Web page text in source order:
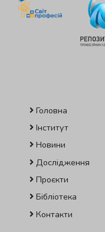
Головна
Інститут
Новини
Дослідження
Проєкти
Бібліотека
Контакти